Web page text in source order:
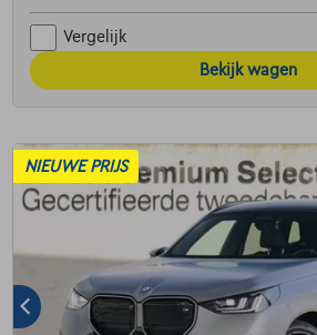
Vergelijk
Bekijk wagen
NIEUWE PRIJS